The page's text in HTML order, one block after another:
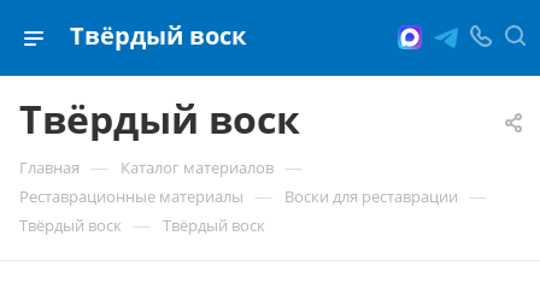
Твёрдый воск
Твёрдый воск
Главная — Каталог материалов —
Реставрационные материалы — Воски для реставрации —
Твёрдый воск — Твёрдый воск